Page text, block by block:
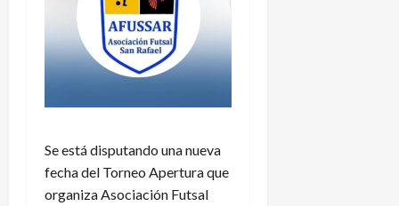
Se está disputando una nueva
fecha del Torneo Apertura que
organiza Asociación Futsal